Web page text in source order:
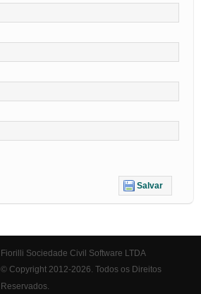
Salvar
Fiorilli Sociedade Civil Software LTDA
© Copyright 2012-2026. Todos os Direitos
Reservados.